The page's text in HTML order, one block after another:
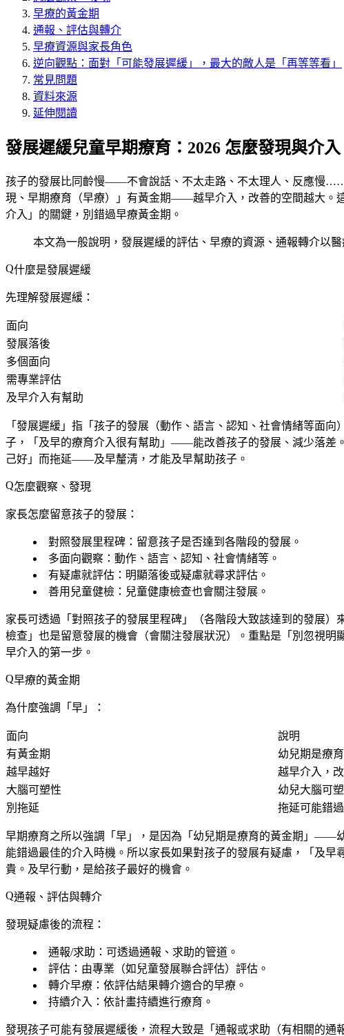
早療的黃金期
通報、評估與轉介
早療資源與家長角色
逆向觀點：面對「可能發展遲緩」，最大的敵人是「再等等看」
常見問題
資料來源
延伸閱讀
發展遲緩兒童早期療育：2026 怎麼發現與介入
孩子的發展比同齡慢——不會說話、不太走路、不太理人、反應慢
現、早期療育（早療）」有黃金期——越早介入，改善的空間越大。
介入」的關鍵，別錯過早療黃金期。
本文為一般說明，發展遲緩的評估、早療的資源、通報轉介以
什麼是發展遲緩
先理解發展遲緩：
面向
發展落後
多個面向
需專業評估
及早介入有幫助
「發展遲緩」指「孩子的發展（動作、語言、認知、社會情緒等面
子，「及早的療育介入很有幫助」——能改善孩子的發展、減少落差
己好」而拖延——及早釐清，才能及早幫助孩子。
怎麼觀察、發現
家長怎麼留意孩子的發展：
對照發展里程碑 ：留意孩子是否達到各階段的發展。
多面向觀察 ：動作、語言、認知、社會情緒等。
有疑慮就評估 ：明顯落後或疑慮就尋求評估。
善用兒童健檢 ：兒童健康檢查也會關注發展。
家長可透過「對照孩子的發展里程碑」（各階段大致該達到的發展
檢查」也是留意發展的機會（會關注發展狀況）。重點是「別忽視
早介入的第一步。
早療的黃金期
為什麼強調「早」：
面向
說明
有黃金期
幼兒期是療
越早越好
越早介入，
大腦可塑性
幼兒大腦可
別拖延
拖延可能錯
早期療育之所以強調「早」，是因為「幼兒期是療育的黃金期」——
能錯過最佳的介入時機。所以家長如果對孩子的發展有疑慮，「及
貴。及早行動，是給孩子最好的機會。
通報、評估與轉介
發現疑慮後的流程：
通報/求助 ：可透過通報、求助的管道。
評估 ：由專業（如兒童發展聯合評估）評估。
轉介早療 ：依評估結果轉介適合的早療。
持續介入 ：依計畫持續進行療育。
發現孩子可能有發展遲緩後，流程大致是「通報或求助（有相關的